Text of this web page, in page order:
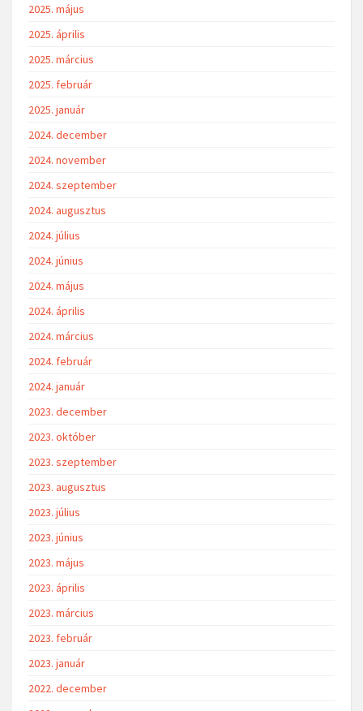
2025. május
2025. április
2025. március
2025. február
2025. január
2024. december
2024. november
2024. szeptember
2024. augusztus
2024. július
2024. június
2024. május
2024. április
2024. március
2024. február
2024. január
2023. december
2023. október
2023. szeptember
2023. augusztus
2023. július
2023. június
2023. május
2023. április
2023. március
2023. február
2023. január
2022. december